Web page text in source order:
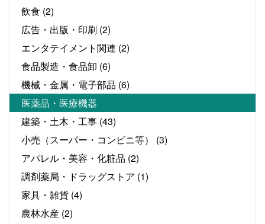
飲食 (2)
広告・出版・印刷 (2)
エンタテイメント関連 (2)
食品製造・食品卸 (6)
機械・金属・電子部品 (6)
医薬品・医療機器
建築・土木・工事 (43)
小売（スーパー・コンビニ等）
(3)
アパレル・美容・化粧品 (2)
調剤薬局・ドラッグストア (1)
家具・雑貨 (4)
農林水産 (2)